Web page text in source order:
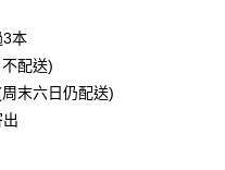
本
配送)
末六日仍配送)